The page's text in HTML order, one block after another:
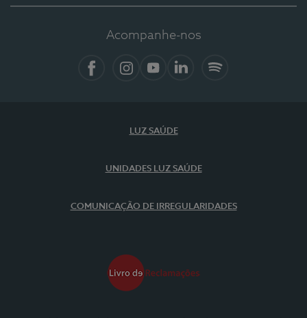
Acompanhe-nos
LUZ SAÚDE
UNIDADES LUZ SAÚDE
COMUNICAÇÃO DE IRREGULARIDADES